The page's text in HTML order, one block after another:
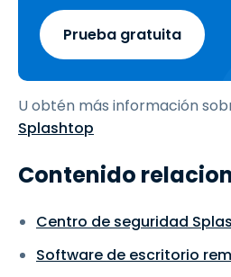
Prueba gratuita
U obtén más información
Splashtop
Contenido
Centro de seguridad
Software de escritorio